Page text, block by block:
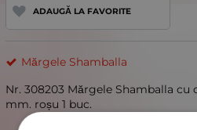
ADAUGĂ LA FAVORITE
Mărgele Shamballa
Nr. 308203 Mărgele Shamballa cu
mm. roșu 1 buc.